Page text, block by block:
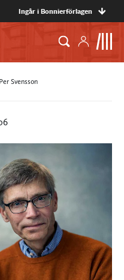
Ingår i Bonnierförlagen
Svensson